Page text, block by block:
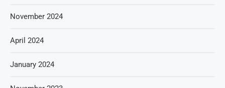
November 2024
April 2024
January 2024